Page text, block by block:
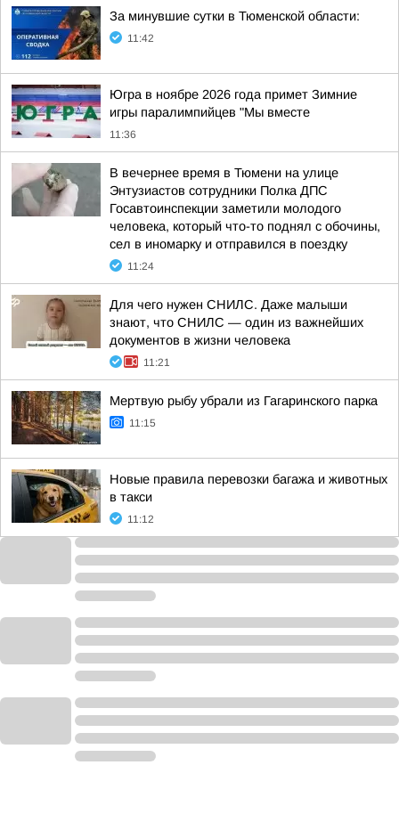
За минувшие сутки в Тюменской области:
11:42
Югра в ноябре 2026 года примет Зимние
игры паралимпийцев "Мы вместе
11:36
В вечернее время в Тюмени на улице
Энтузиастов сотрудники Полка ДПС
Госавтоинспекции заметили молодого
человека, который что-то поднял с обочины,
сел в иномарку и отправился в поездку
11:24
Для чего нужен СНИЛС. Даже малыши
знают, что СНИЛС — один из важнейших
документов в жизни человека
11:21
Мертвую рыбу убрали из Гагаринского парка
11:15
Новые правила перевозки багажа и животных
в такси
11:12